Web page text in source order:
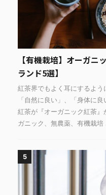
【有機栽培】オーガニ
ランド5選】
紅茶界でもよく耳にするよう
「自然に良い」、「身体に
紅茶が『オーガニック紅茶
ガニック、無農薬、有機栽培
5